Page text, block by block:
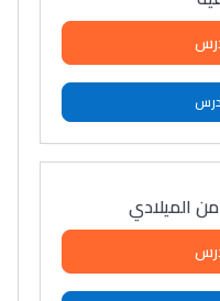
الميلادي